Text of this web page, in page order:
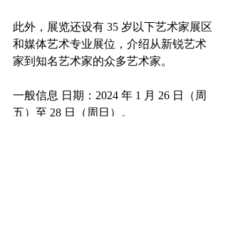
此外，展览还设有 35 岁以下艺术家展区
和媒体艺术专业展位，介绍从新锐艺术
家到知名艺术家的众多艺术家。
一般信息 日期：2024 年 1 月 26 日（周
五）至 28 日（周日）。